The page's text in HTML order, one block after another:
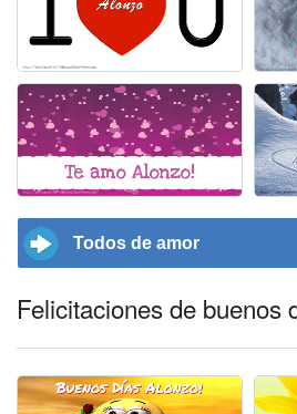
Todos de amor
Felicitaciones de buenos